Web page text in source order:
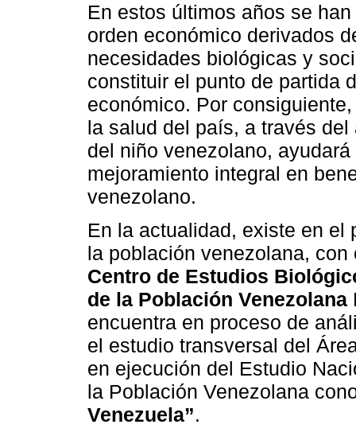
En estos últimos años se
orden económico derivados
necesidades biológicas y
constituir el punto de partida
económico. Por
la salud del país, a través
del niño venezolano,
mejoramiento integral en
venezolano.
En la actualidad, existe en el
la población venezolana,
Centro de Estudios
de la Población Venezolana
encuentra en proceso de
el estudio transversal del
en ejecución del Estudio
la Población Venezolana
Venezuela”.